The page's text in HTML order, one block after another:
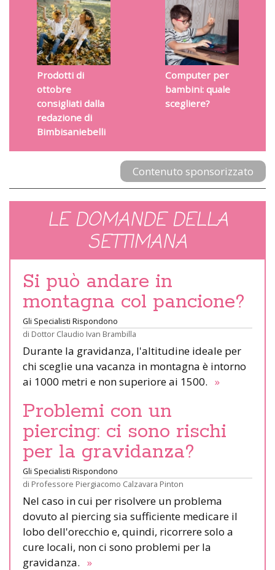
Prodotti di
ottobre
consigliati dalla
redazione di
Bimbisaniebelli
Computer per
bambini: quale
scegliere?
Contenuto sponsorizzato
LE DOMANDE DELLA
SETTIMANA
Si può andare in
montagna col pancione?
Gli Specialisti Rispondono
di Dottor Claudio Ivan Brambilla
Durante la gravidanza, l'altitudine ideale per
chi sceglie una vacanza in montagna è intorno
ai 1000 metri e non superiore ai 1500. »
Problemi con un
piercing: ci sono rischi
per la gravidanza?
Gli Specialisti Rispondono
di Professore Piergiacomo Calzavara Pinton
Nel caso in cui per risolvere un problema
dovuto al piercing sia sufficiente medicare il
lobo dell'orecchio e, quindi, ricorrere solo a
cure locali, non ci sono problemi per la
gravidanza. »